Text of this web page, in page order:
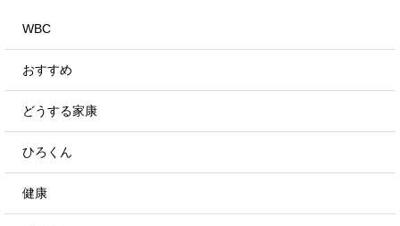
WBC
おすすめ
どうする家康
ひろくん
健康